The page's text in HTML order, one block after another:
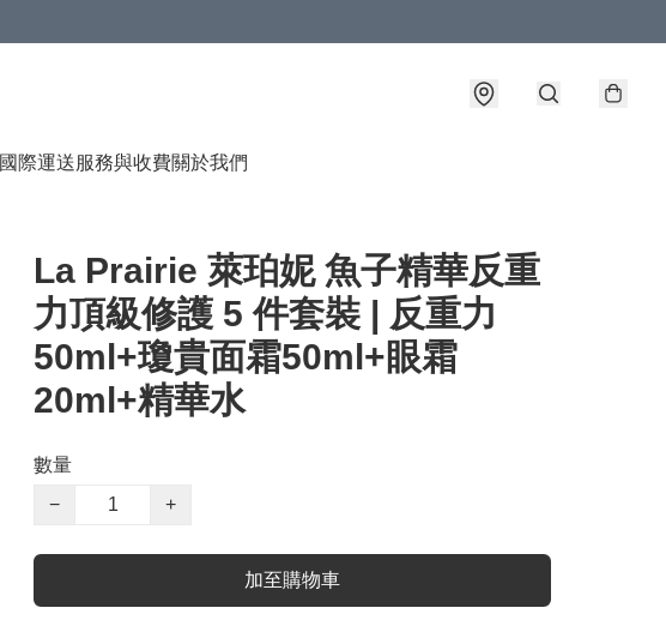
國際運送服務與收費關於我們
La Prairie 萊珀妮 魚子精華反重
力頂級修護 5 件套裝 | 反重力
50ml+瓊貴面霜50ml+眼霜
20ml+精華水
數量
−
+
加至購物車